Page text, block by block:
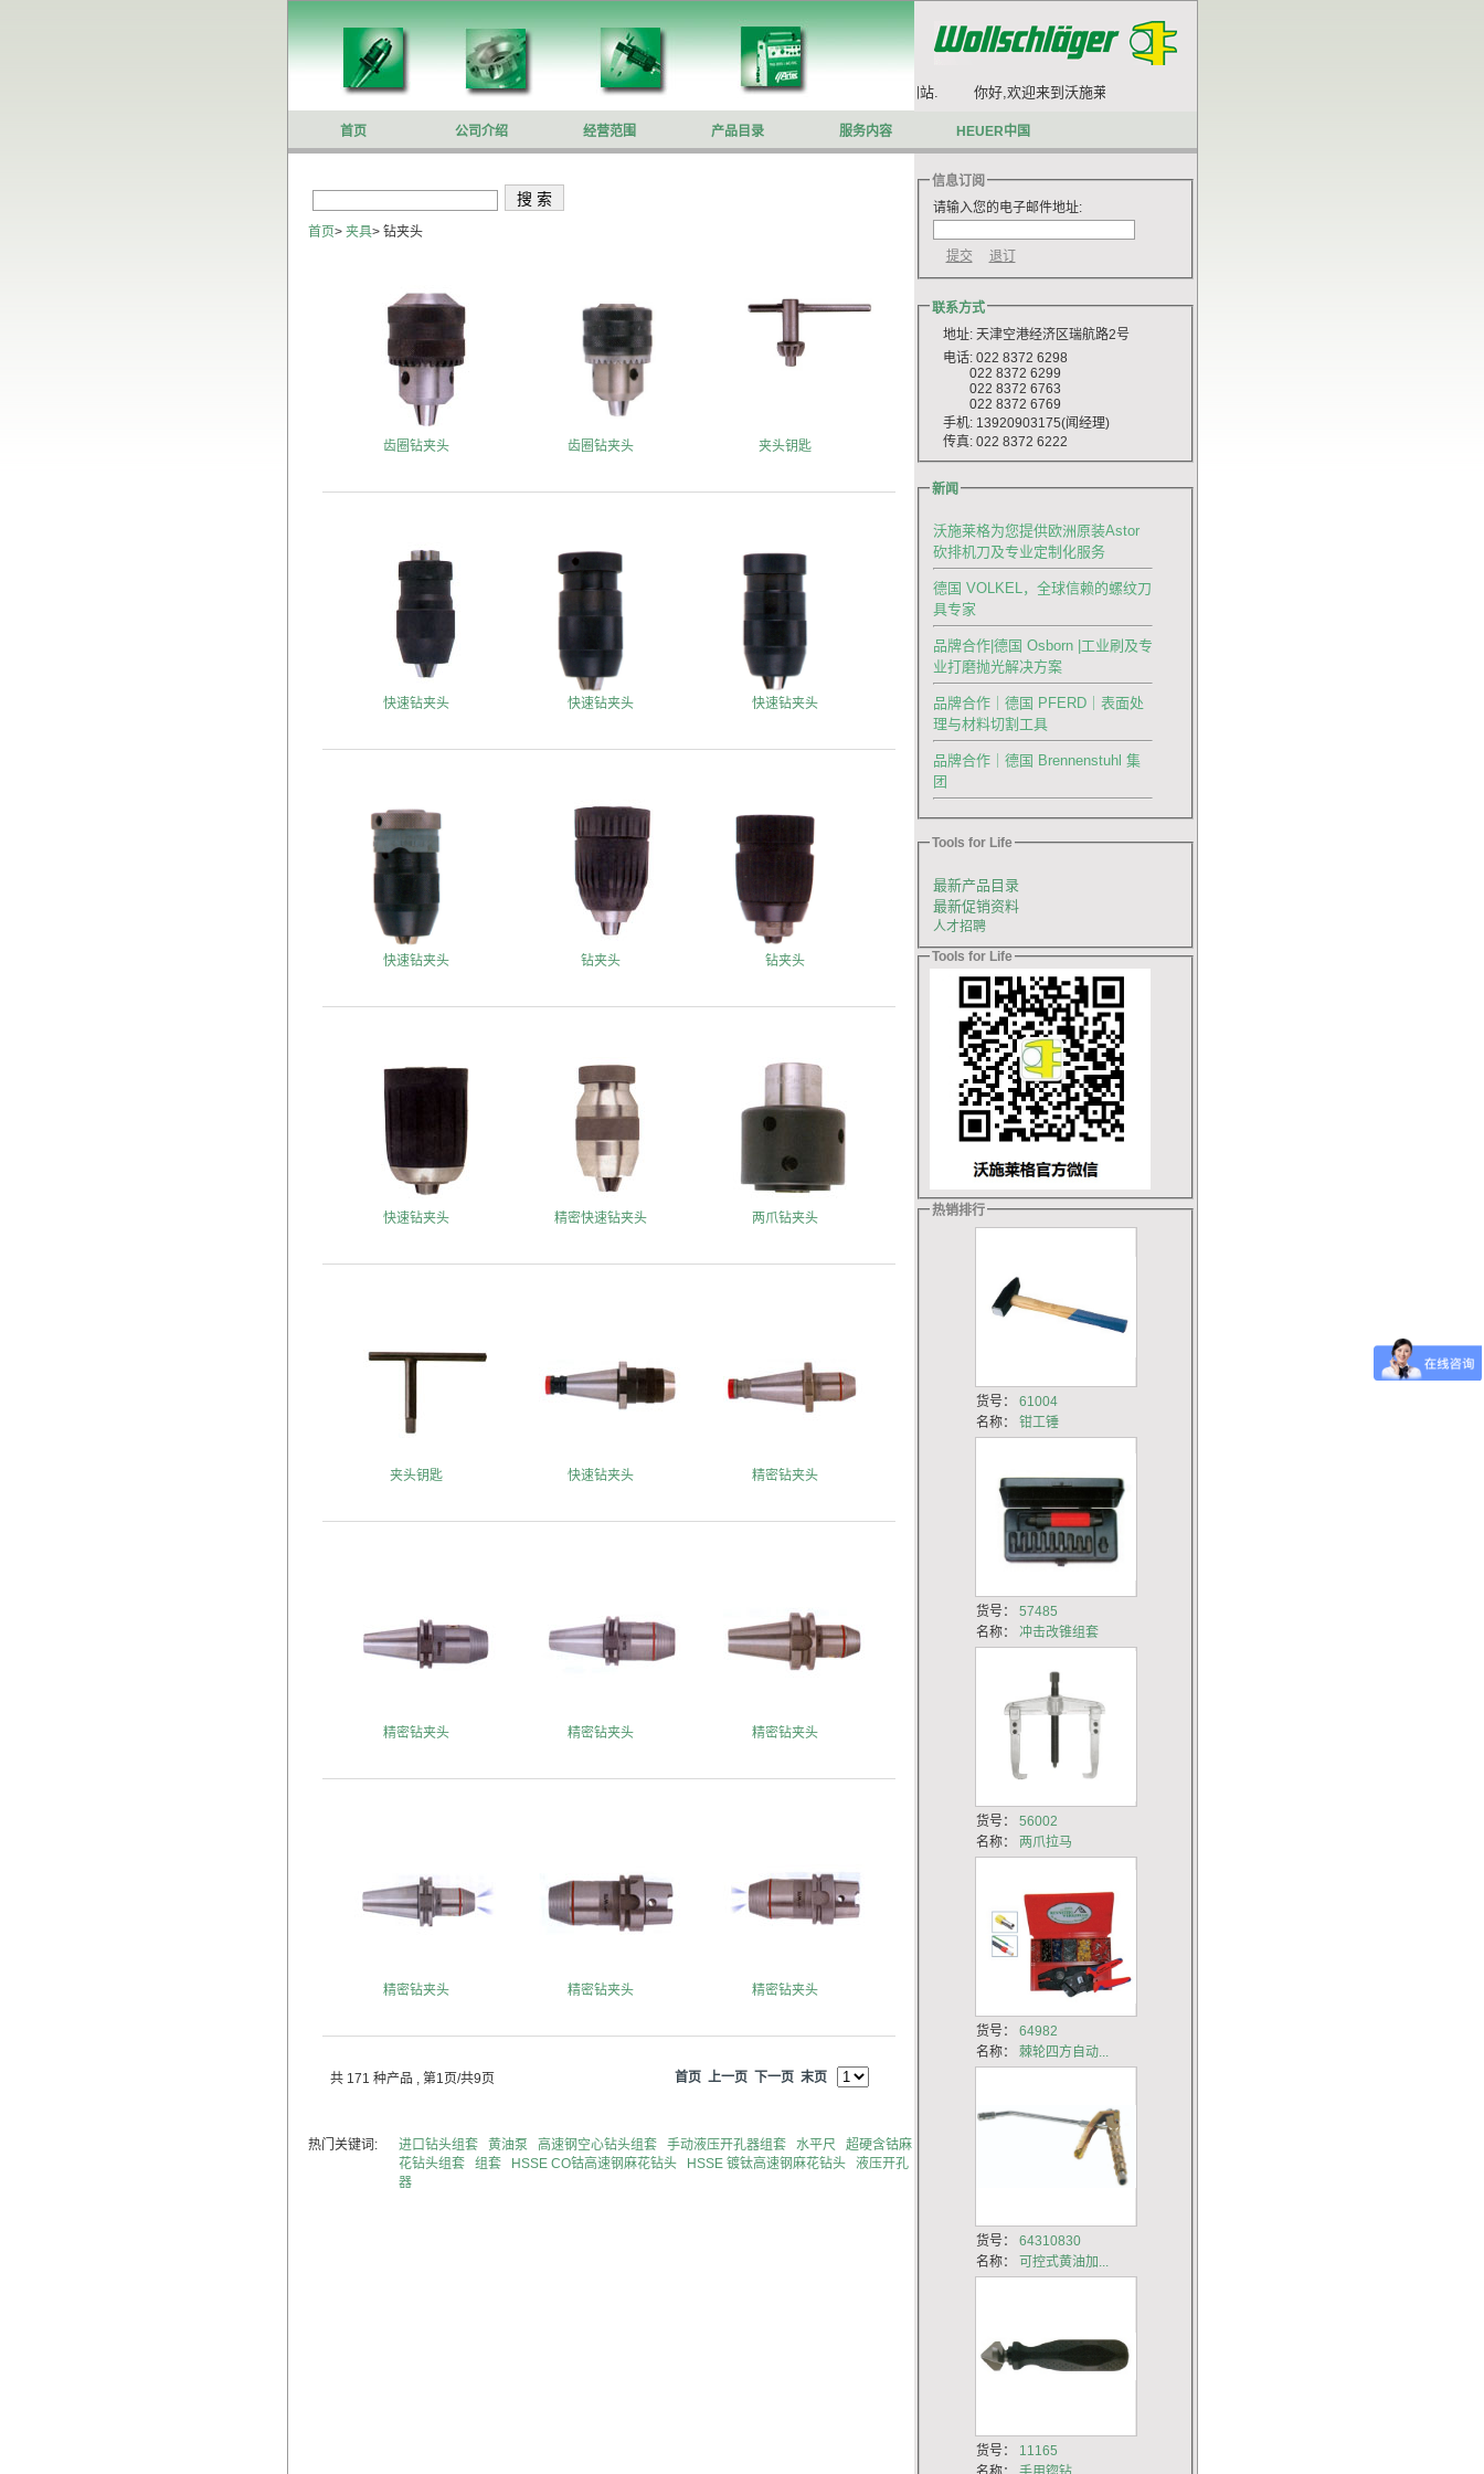
你好,欢迎来到沃施莱格网站. 你好,欢迎来到沃施莱格网站.
首页 公司介绍 经营范围 产品目录 服务内容 HEUER中国
首页> 夹具> 钻夹头
齿圈钻夹头 齿圈钻夹头 夹头钥匙
快速钻夹头 快速钻夹头 快速钻夹头
快速钻夹头 钻夹头 钻夹头
快速钻夹头 精密快速钻夹头 两爪钻夹头
夹头钥匙 快速钻夹头 精密钻夹头
精密钻夹头 精密钻夹头 精密钻夹头
精密钻夹头 精密钻夹头 精密钻夹头
共 171 种产品 , 第1页/共9页 首页 上一页 下一页 末页
热门关键词: 进口钻头组套 黄油泵 高速钢空心钻头组套 手动液压开孔器组套 水平尺
超硬含钴麻
花钻头组套
组套 HSSE CO钴高速钢麻花钻头 HSSE 镀钛高速钢麻花钻头
液压开孔
器
信息订阅
请输入您的电子邮件地址:
联系方式
地址: 天津空港经济区瑞航路2号
电话: 022 8372 6298
022 8372 6299
022 8372 6763
022 8372 6769
手机: 13920903175(闻经理)
传真: 022 8372 6222
新闻
沃施莱格为您提供欧洲原装Astor
砍排机刀及专业定制化服务
德国 VOLKEL，全球信赖的螺纹刀
具专家
品牌合作|德国 Osborn |工业刷及专
业打磨抛光解决方案
品牌合作｜德国 PFERD｜表面处
理与材料切割工具
品牌合作｜德国 Brennenstuhl 集
团
Tools for Life
最新产品目录
最新促销资料
人才招聘
Tools for Life
热销排行
货号： 61004
名称： 钳工锤
货号： 57485
名称：
冲击改锥组套
货号： 56002
名称： 两爪拉马
货号： 64982
名称： 棘轮四方自动...
货号： 64310830
名称： 可控式黄油加...
货号：
11165